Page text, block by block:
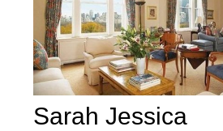
Sarah Jessica